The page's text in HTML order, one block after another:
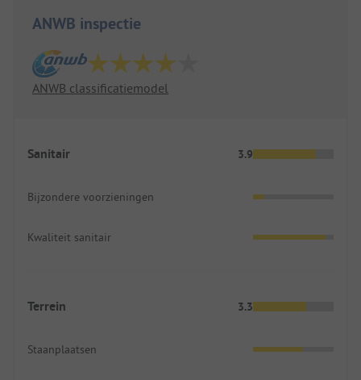
ANWB inspectie
ANWB classificatiemodel
Sanitair 3.9
Bijzondere voorzieningen
Kwaliteit sanitair
Terrein 3.3
Staanplaatsen